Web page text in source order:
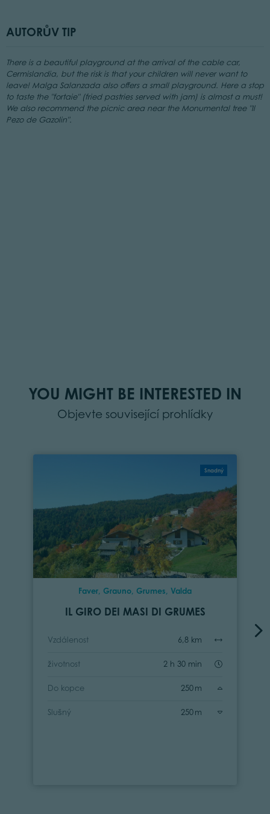
AUTORŮV TIP
There is a beautiful playground at the arrival of the cable car,
Cermislandia, but the risk is that your children will never want to
leave! Malga Salanzada also offers a small playground. Here a stop
to taste the "fortaie" (fried pastries served with jam) is almost a must!
We also recommend the picnic area near the Monumental tree "Il
Pezo de Gazolin".
YOU MIGHT BE INTERESTED IN
Objevte související prohlídky
Snadný
Faver, Grauno, Grumes, Valda
IL GIRO DEI MASI DI GRUMES
Vzdálenost 6,8 km
životnost 2 h 30 min
Do kopce 250 m
Slušný 250 m